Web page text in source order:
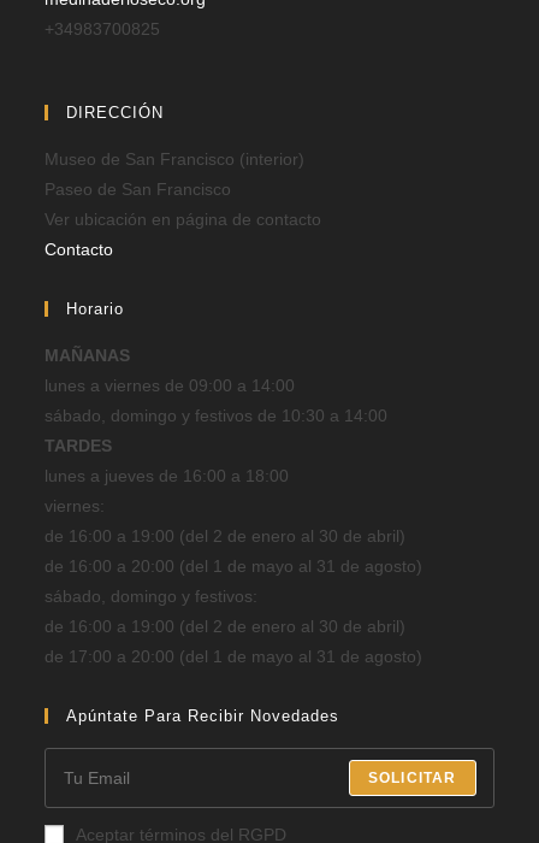
+34983700825
DIRECCIÓN
Museo de San Francisco (interior)
Paseo de San Francisco
Ver ubicación en página de contacto
Contacto
Horario
MAÑANAS
lunes a viernes de 09:00 a 14:00
sábado, domingo y festivos de 10:30 a 14:00
TARDES
lunes a jueves de 16:00 a 18:00
viernes:
de 16:00 a 19:00 (del 2 de enero al 30 de abril)
de 16:00 a 20:00 (del 1 de mayo al 31 de agosto)
sábado, domingo y festivos:
de 16:00 a 19:00 (del 2 de enero al 30 de abril)
de 17:00 a 20:00 (del 1 de mayo al 31 de agosto)
Apúntate Para Recibir Novedades
SOLICITAR
Aceptar términos del RGPD